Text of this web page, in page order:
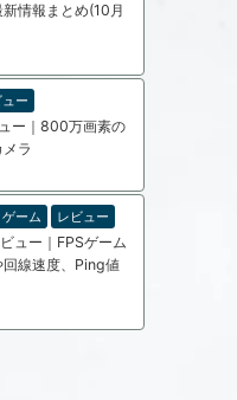
情報まとめ(10月
ー
ー｜800万画素の
ラ
ゲーム レビュー
ュー｜FPSゲーム
線速度、Ping値